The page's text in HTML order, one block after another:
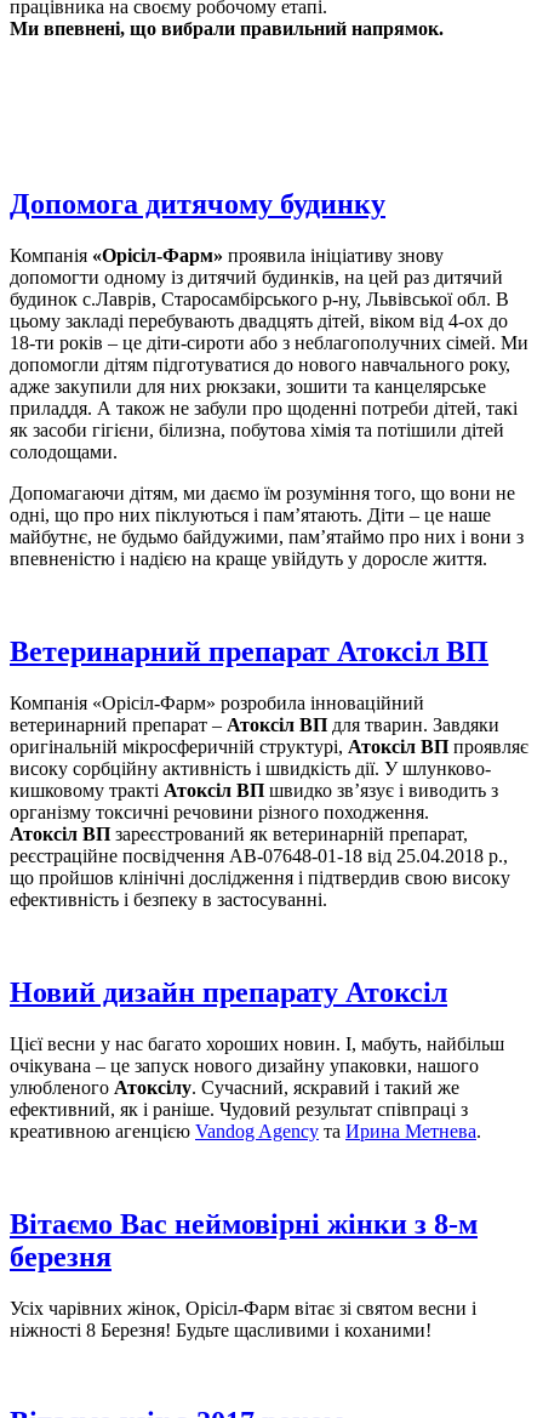
працівника на своєму робочому етапі.
Ми впевнені, що вибрали правильний напрямок.
Допомога дитячому будинку
Компанія «Орісіл-Фарм» проявила ініціативу знову
допомогти одному із дитячий будинків, на цей раз дитячий
будинок с.Лаврів, Старосамбірського р-ну, Львівської обл. В
цьому закладі перебувають двадцять дітей, віком від 4-ох до
18-ти років – це діти-сироти або з неблагополучних сімей. Ми
допомогли дітям підготуватися до нового навчального року,
адже закупили для них рюкзаки, зошити та канцелярське
приладдя. А також не забули про щоденні потреби дітей, такі
як засоби гігієни, білизна, побутова хімія та потішили дітей
солодощами.
Допомагаючи дітям, ми даємо їм розуміння того, що вони не
одні, що про них піклуються і пам’ятають. Діти – це наше
майбутнє, не будьмо байдужими, пам’ятаймо про них і вони з
впевненістю і надією на краще увійдуть у доросле життя.
Ветеринарний препарат Атоксіл ВП
Компанія «Орісіл-Фарм» розробила інноваційний
ветеринарний препарат – Атоксіл ВП для тварин. Завдяки
оригінальній мікросферичній структурі, Атоксіл ВП проявляє
високу сорбційну активність і швидкість дії. У шлунково-
кишковому тракті Атоксіл ВП швидко зв’язує і виводить з
організму токсичні речовини різного походження.
Атоксіл ВП зареєстрований як ветеринарній препарат,
реєстраційне посвідчення АВ-07648-01-18 від 25.04.2018 р.,
що пройшов клінічні дослідження і підтвердив свою високу
ефективність і безпеку в застосуванні.
Новий дизайн препарату Атоксіл
Цієї весни у нас багато хороших новин. І, мабуть, найбільш
очікувана – це запуск нового дизайну упаковки, нашого
улюбленого Атоксілу. Сучасний, яскравий і такий же
ефективний, як і раніше. Чудовий результат співпраці з
креативною агенцією Vandog Agency та Ирина Метнева.
Вітаємо Вас неймовірні жінки з 8-м
березня
Усіх чарівних жінок, Орісіл-Фарм вітає зі святом весни і
ніжності 8 Березня! Будьте щасливими і коханими!